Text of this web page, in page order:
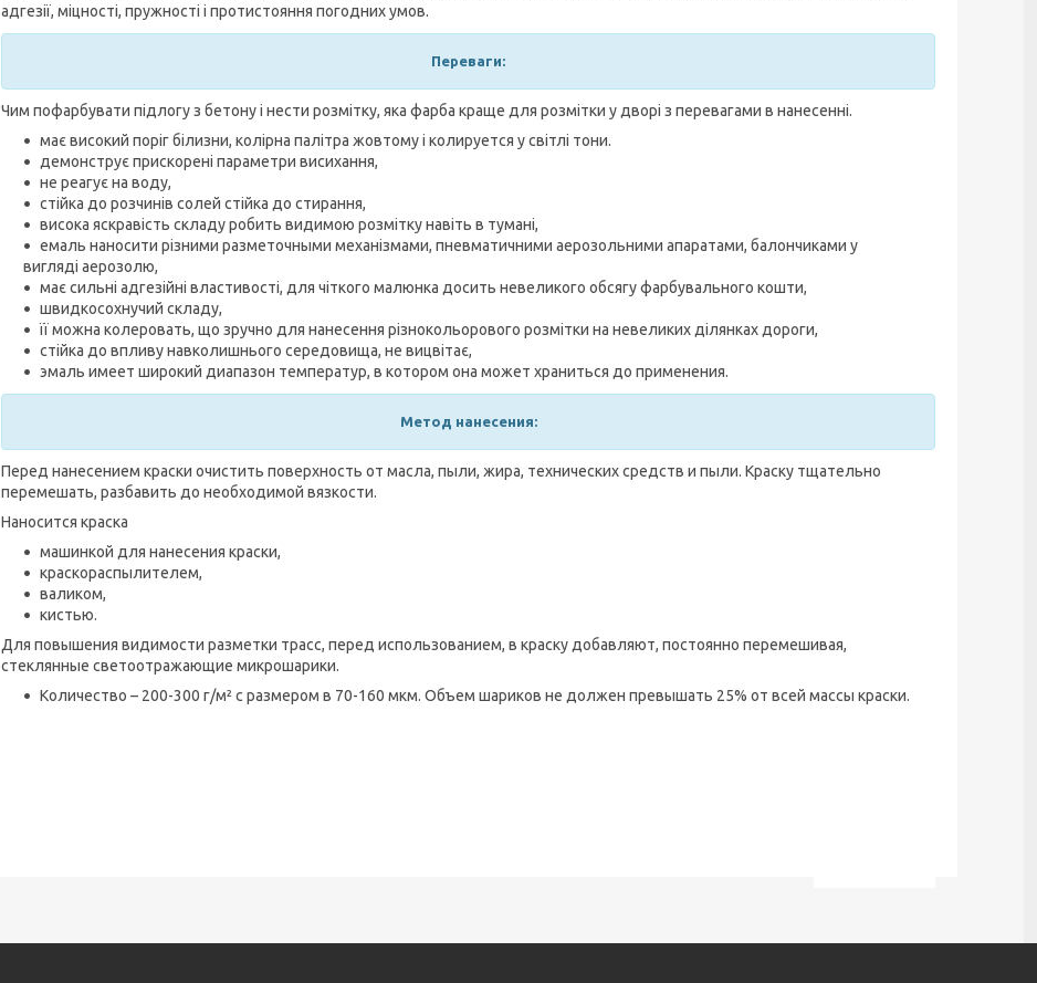
адгезії, міцності, пружності і протистояння погодних умов.
Переваги:
Чим пофарбувати підлогу з бетону і нести розмітку, яка фарба краще для розмітки у дворі з перевагами в нанесенні.
має високий поріг білизни, колірна палітра жовтому і колируется у світлі тони.
демонструє прискорені параметри висихання,
не реагує на воду,
стійка до розчинів солей стійка до стирання,
висока яскравість складу робить видимою розмітку навіть в тумані,
емаль наносити різними разметочными механізмами, пневматичними аерозольними апаратами, балончиками у
вигляді аерозолю,
має сильні адгезійні властивості, для чіткого малюнка досить невеликого обсягу фарбувального кошти,
швидкосохнучий складу,
її можна колеровать, що зручно для нанесення різнокольорового розмітки на невеликих ділянках дороги,
стійка до впливу навколишнього середовища, не вицвітає,
эмаль имеет широкий диапазон температур, в котором она может храниться до применения.
Метод нанесения:
Перед нанесением краски очистить поверхность от масла, пыли, жира, технических средств и пыли. Краску тщательно
перемешать, разбавить до необходимой вязкости.
Наносится краска
машинкой для нанесения краски,
краскораспылителем,
валиком,
кистью.
Для повышения видимости разметки трасс, перед использованием, в краску добавляют, постоянно перемешивая,
стеклянные светоотражающие микрошарики.
Количество – 200-300 г/м² с размером в 70-160 мкм. Объем шариков не должен превышать 25% от всей массы краски.